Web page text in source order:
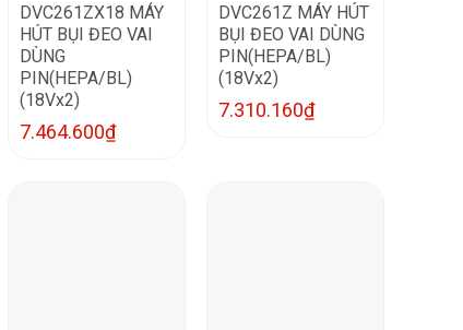
DVC261ZX18 MÁY
HÚT BỤI ĐEO VAI
DÙNG
PIN(HEPA/BL)
(18Vx2)
7.464.600₫
DVC261Z MÁY HÚT
BỤI ĐEO VAI DÙNG
PIN(HEPA/BL)
(18Vx2)
7.310.160₫